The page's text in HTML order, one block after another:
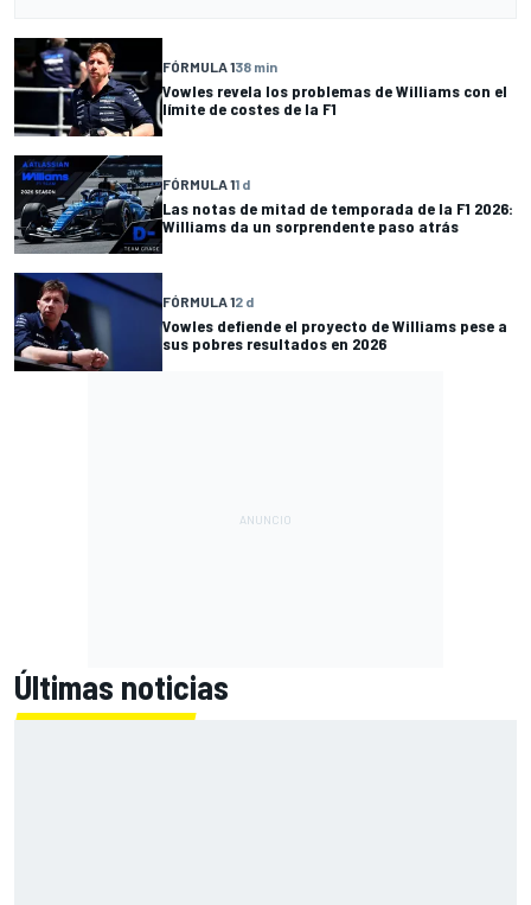
FÓRMULA 138 min
Vowles revela los problemas de Williams con el
límite de costes de la F1
FÓRMULA 11 d
Las notas de mitad de temporada de la F1 2026:
Williams da un sorprendente paso atrás
FÓRMULA 12 d
Vowles defiende el proyecto de Williams pese a
sus pobres resultados en 2026
Últimas noticias